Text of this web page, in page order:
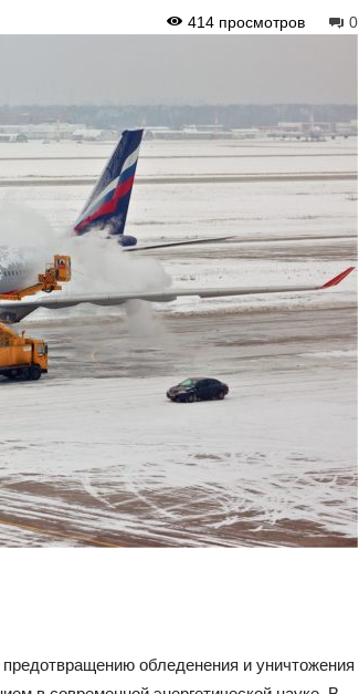
0
414 просмотров
обледенения и уничтожения